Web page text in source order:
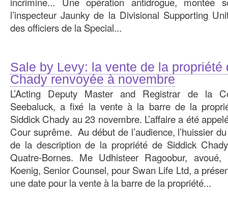
l’inspecteur Jaunky de la Divisional Supporting
des officiers de la Special...
Sale by Levy: la vente de la propriété
Chady renvoyée à novembre
L’Acting Deputy Master and Registrar de la
Seebaluck, a fixé la vente à la barre de la
Siddick Chady au 23 novembre. L’affaire a été
Cour suprême. Au début de l’audience, l’huissier
de la description de la propriété de Siddick
Quatre-Bornes. Me Udhisteer Ragoobur, avoué,
Koenig, Senior Counsel, pour Swan Life Ltd, a
une date pour la vente à la barre de la propriété...